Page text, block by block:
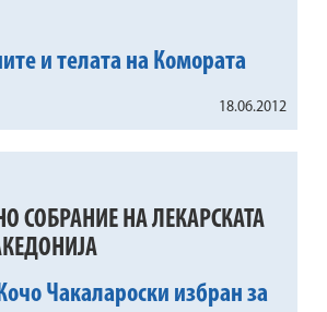
и телата на Комората
18.06.2012
СОБРАНИЕ НА ЛЕКАРСКАТА
Чакалароски избран за